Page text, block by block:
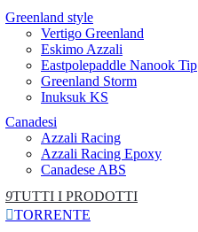
Greenland style
Vertigo Greenland
Eskimo Azzali
Eastpolepaddle Nanook Tip
Greenland Storm
Inuksuk KS
Canadesi
Azzali Racing
Azzali Racing Epoxy
Canadese ABS
9TUTTI I PRODOTTI
TORRENTE